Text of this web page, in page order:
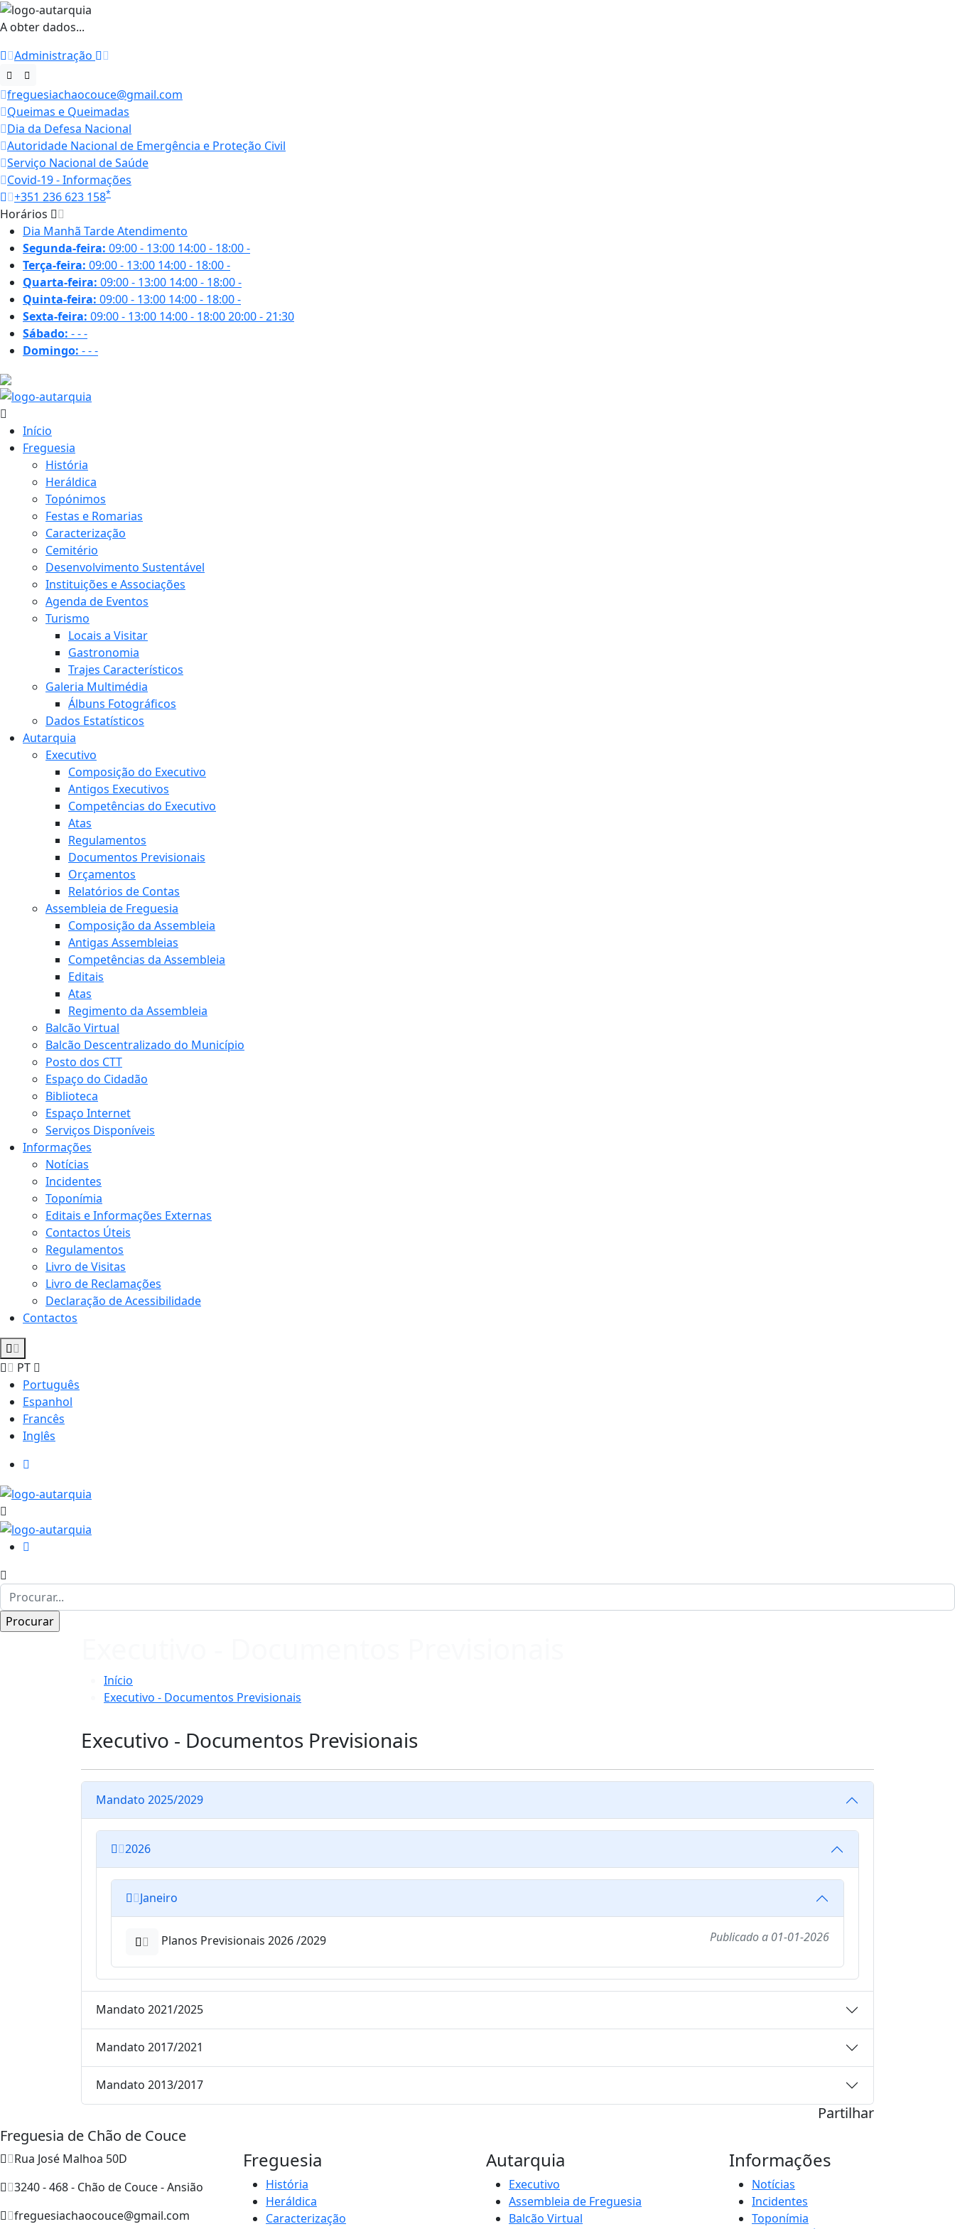
A obter dados...
Administração
freguesiachaocouce@gmail.com
Queimas e Queimadas
Dia da Defesa Nacional
Autoridade Nacional de Emergência e Proteção Civil
Serviço Nacional de Saúde
Covid-19 - Informações
+351 236 623 158*
Horários
Dia Manhã TardeAtendimento
Segunda-feira: 09:00 - 13:00 14:00 - 18:00-
Terça-feira: 09:00 - 13:00 14:00 - 18:00-
Quarta-feira: 09:00 - 13:00 14:00 - 18:00-
Quinta-feira: 09:00 - 13:00 14:00 - 18:00-
Sexta-feira: 09:00 - 13:00 14:00 - 18:0020:00 - 21:30
Sábado: ---
Domingo: ---
Início
Freguesia
História
Heráldica
Topónimos
Festas e Romarias
Caracterização
Cemitério
Desenvolvimento Sustentável
Instituições e Associações
Agenda de Eventos
Turismo
Locais a Visitar
Gastronomia
Trajes Característicos
Galeria Multimédia
Álbuns Fotográficos
Dados Estatísticos
Autarquia
Executivo
Composição do Executivo
Antigos Executivos
Competências do Executivo
Atas
Regulamentos
Documentos Previsionais
Orçamentos
Relatórios de Contas
Assembleia de Freguesia
Composição da Assembleia
Antigas Assembleias
Competências da Assembleia
Editais
Atas
Regimento da Assembleia
Balcão Virtual
Balcão Descentralizado do Município
Posto dos CTT
Espaço do Cidadão
Biblioteca
Espaço Internet
Serviços Disponíveis
Informações
Notícias
Incidentes
Toponímia
Editais e Informações Externas
Contactos Úteis
Regulamentos
Livro de Visitas
Livro de Reclamações
Declaração de Acessibilidade
Contactos
PT
Português
Espanhol
Francês
Inglês
Início
Executivo - Documentos Previsionais
Executivo - Documentos Previsionais
Mandato 2025/2029
2026
Janeiro
Planos Previsionais 2026 /2029 Publicado a 01-01-2026
Mandato 2021/2025
Mandato 2017/2021
Mandato 2013/2017
Partilhar
Freguesia de Chão de Couce
Rua José Malhoa 50D
3240 - 468 - Chão de Couce - Ansião
freguesiachaocouce@gmail.com
Freguesia
História
Heráldica
Caracterização
Autarquia
Executivo
Assembleia de Freguesia
Balcão Virtual
Informações
Notícias
Incidentes
Toponímia